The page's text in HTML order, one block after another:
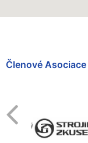
Členové